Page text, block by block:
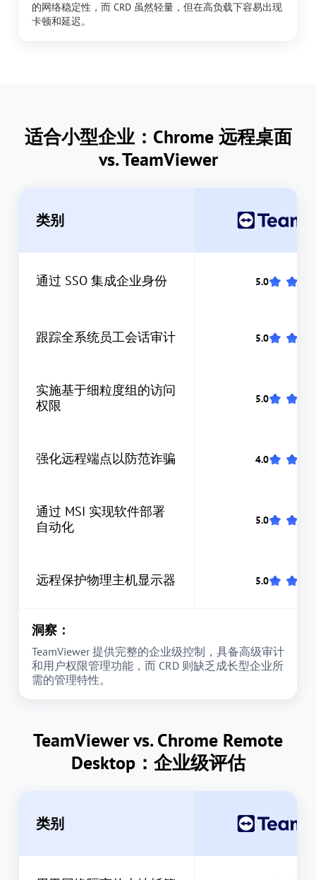
的网络稳定性，而 CRD 虽然轻量，但在高负载下容易出现
卡顿和延迟。
适合小型企业：Chrome 远程桌面
vs. TeamViewer
类别
通过 SSO 集成企业身份
跟踪全系统员工会话审计
实施基于细粒度组的访问
权限
强化远程端点以防范诈骗
通过 MSI 实现软件部署
自动化
远程保护物理主机显示器
洞察：
TeamViewer 提供完整的企业级控制，具备高级审计
和用户权限管理功能，而 CRD 则缺乏成长型企业所
需的管理特性。
TeamViewer vs. Chrome Remote
Desktop：企业级评估
类别